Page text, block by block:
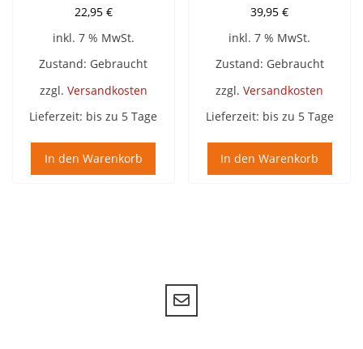
22,95 €
inkl. 7 % MwSt.
Zustand: Gebraucht
zzgl. Versandkosten
Lieferzeit: bis zu 5 Tage
In den Warenkorb
39,95€
inkl. 7 % MwSt.
Zustand: Gebraucht
zzgl.Versandkosten
Lieferzeit: bis zu 5 Tage
In den Warenkorb